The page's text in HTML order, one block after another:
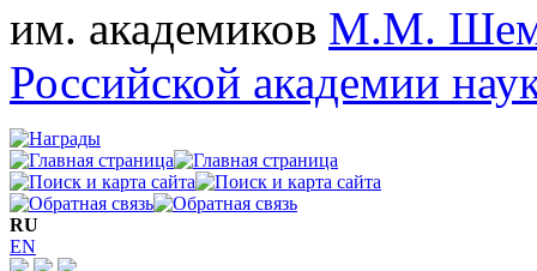
им. академиков М.М.
Российской академии
RU
EN